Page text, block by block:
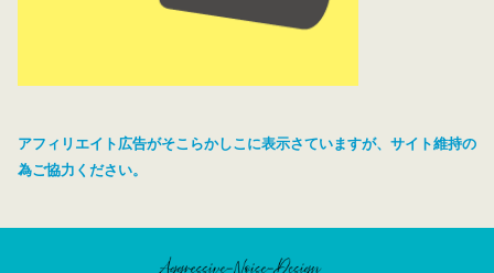
アフィリエイト広告がそこらかしこに表示さていますが、サイト維持の
為ご協力ください。